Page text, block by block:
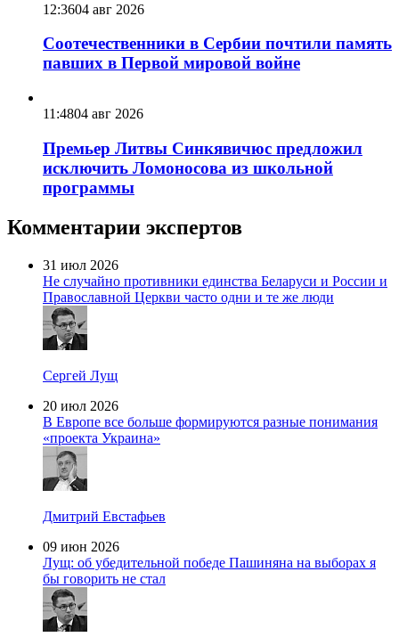
12:3604 авг 2026
Соотечественники в Сербии почтили память
павших в Первой мировой войне
11:4804 авг 2026
Премьер Литвы Синкявичюс предложил
исключить Ломоносова из школьной
программы
Комментарии экспертов
31 июл 2026
Не случайно противники единства Беларуси и России и
Православной Церкви часто одни и те же люди
Сергей Лущ
20 июл 2026
В Европе все больше формируются разные понимания
«проекта Украина»
Дмитрий Евстафьев
09 июн 2026
Лущ: об убедительной победе Пашиняна на выборах я
бы говорить не стал